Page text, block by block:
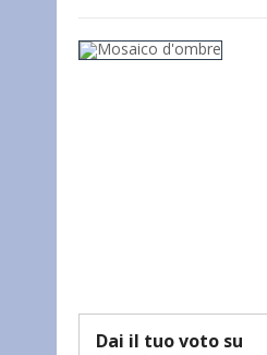
Dai il tuo voto su